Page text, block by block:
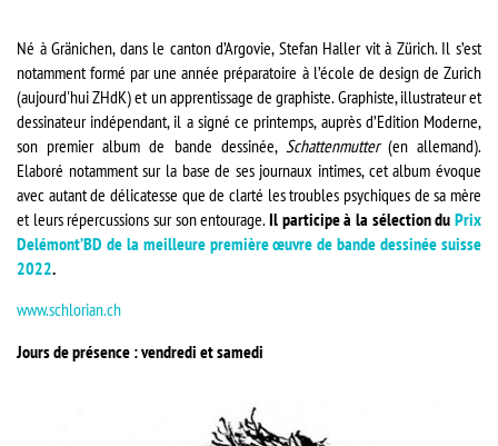
Né à Gränichen, dans le canton d’Argovie, Stefan Haller vit à Zürich. Il s’est
notamment formé par une année préparatoire à l’école de design de Zurich
(aujourd'hui ZHdK) et un apprentissage de graphiste. Graphiste, illustrateur et
dessinateur indépendant, il a signé ce printemps, auprès d’Edition Moderne,
son premier album de bande dessinée, Schattenmutter (en allemand).
Elaboré notamment sur la base de ses journaux intimes, cet album évoque
avec autant de délicatesse que de clarté les troubles psychiques de sa mère
et leurs répercussions sur son entourage. Il participe à la sélection du Prix
Delémont’BD de la meilleure première œuvre de bande dessinée suisse
2022.
www.schlorian.ch
Jours de présence : vendredi et samedi